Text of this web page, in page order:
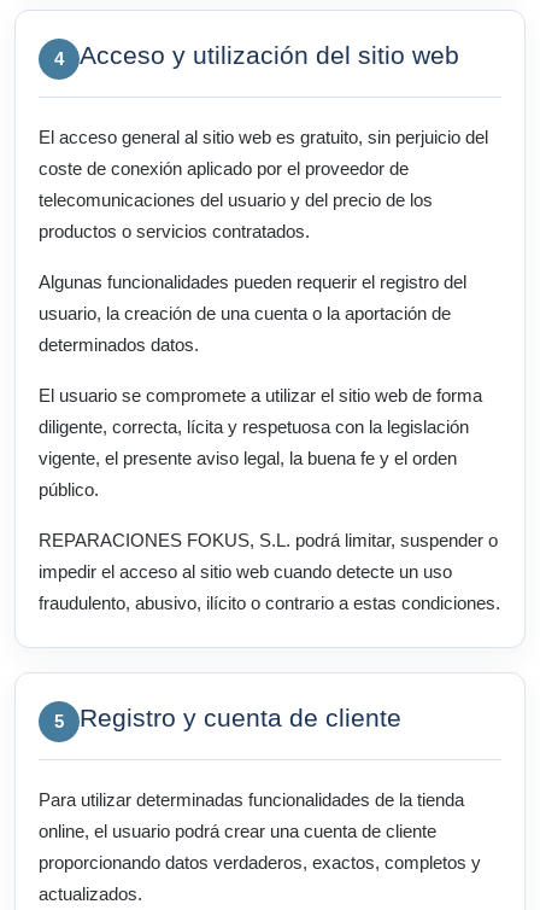
4 Acceso y utilización del sitio web
El acceso general al sitio web es gratuito, sin perjuicio del
coste de conexión aplicado por el proveedor de
telecomunicaciones del usuario y del precio de los
productos o servicios contratados.
Algunas funcionalidades pueden requerir el registro del
usuario, la creación de una cuenta o la aportación de
determinados datos.
El usuario se compromete a utilizar el sitio web de forma
diligente, correcta, lícita y respetuosa con la legislación
vigente, el presente aviso legal, la buena fe y el orden
público.
REPARACIONES FOKUS, S.L. podrá limitar, suspender o
impedir el acceso al sitio web cuando detecte un uso
fraudulento, abusivo, ilícito o contrario a estas condiciones.
5 Registro y cuenta de cliente
Para utilizar determinadas funcionalidades de la tienda
online, el usuario podrá crear una cuenta de cliente
proporcionando datos verdaderos, exactos, completos y
actualizados.